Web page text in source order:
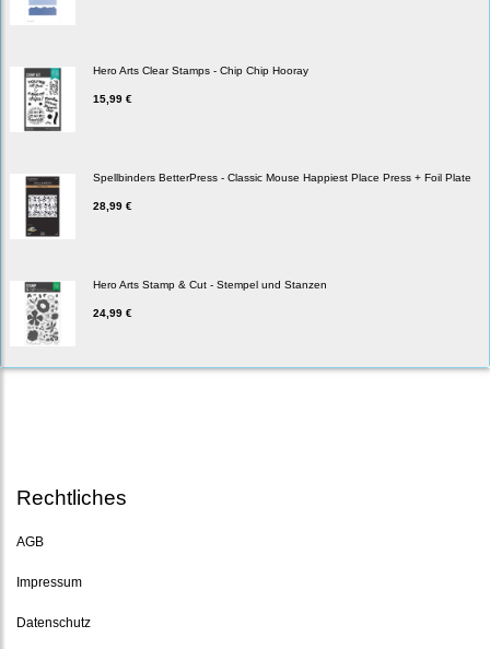
Hero Arts Clear Stamps - Chip Chip Hooray
15,99 €
Spellbinders BetterPress - Classic Mouse Happiest Place Press + Foil Plate
28,99 €
Hero Arts Stamp & Cut - Stempel und Stanzen
24,99 €
Rechtliches
AGB
Impressum
Datenschutz